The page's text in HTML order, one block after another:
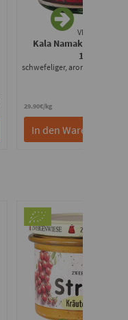
VITAM
Kala Namak
100g
schwefeliger, aromatischer
29.90€/kg
In den Warenkorb